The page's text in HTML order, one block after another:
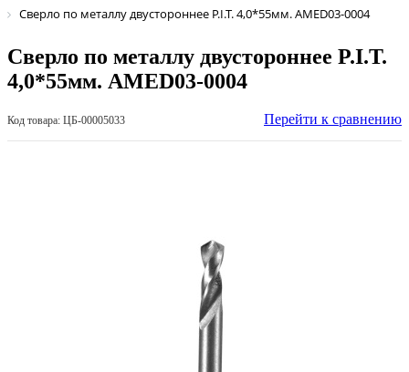
Сверло по металлу двустороннее P.I.T. 4,0*55мм. AMED03-0004
Сверло по металлу двустороннее P.I.T.
4,0*55мм. AMED03-0004
Код товара: ЦБ-00005033 Перейти к сравнению